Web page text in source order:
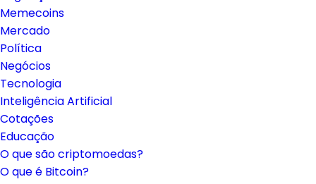
Brasil
Regulação
Memecoins
Mercado
Política
Negócios
Tecnologia
Inteligência Artificial
Cotações
Educação